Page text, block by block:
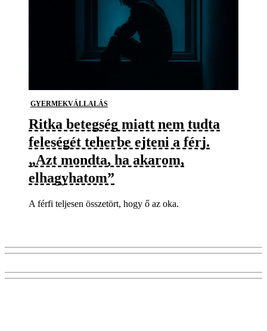
GYERMEKVÁLLALÁS
Ritka betegség miatt nem tudta
feleségét teherbe ejteni a férj.
„Azt mondta, ha akarom,
elhagyhatom”
A férfi teljesen összetört, hogy ő az oka.